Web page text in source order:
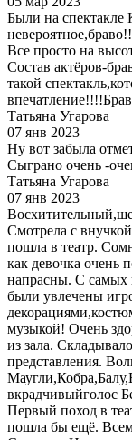
Были на спектакле
Все просто на
Состав актёров-
такой
Татьяна Угарова
07 янв 2023
Ну вот забыла
Сыграно очень -
Татьяна Угарова
07 янв 2023
Смотрела с
пошла в театр.
как девочка очень
напрасны. С самых
были увлечены
музыкой! Очень
из зала.
представления.
вкрадчивыйголос
Первый поход в
пошла бы ещё.